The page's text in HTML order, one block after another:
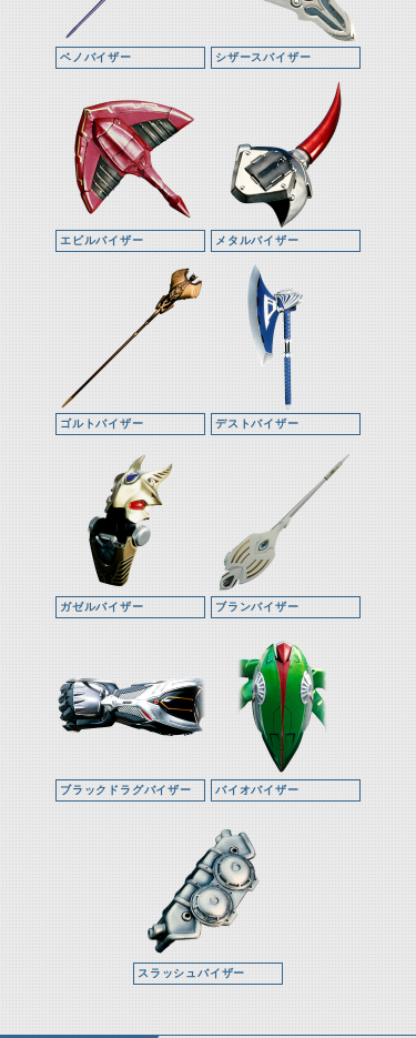
ベノバイザー シザースバイザー
エビルバイザー メタルバイザー
ゴルトバイザー デストバイザー
ガゼルバイザー ブランバイザー
ブラックドラグバイザー バイオバイザー
スラッシュバイザー